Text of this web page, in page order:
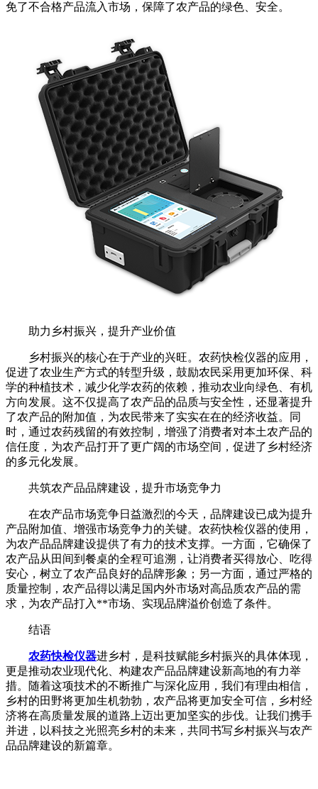
免了不合格产品流入市场，保障了农产品的绿色、安全。
助力乡村振兴，提升产业价值
乡村振兴的核心在于产业的兴旺。农药快检仪器的应用，
促进了农业生产方式的转型升级，鼓励农民采用更加环保、科
学的种植技术，减少化学农药的依赖，推动农业向绿色、有机
方向发展。这不仅提高了农产品的品质与安全性，还显著提升
了农产品的附加值，为农民带来了实实在在的经济收益。同
时，通过农药残留的有效控制，增强了消费者对本土农产品的
信任度，为农产品打开了更广阔的市场空间，促进了乡村经济
的多元化发展。
共筑农产品品牌建设，提升市场竞争力
在农产品市场竞争日益激烈的今天，品牌建设已成为提升
产品附加值、增强市场竞争力的关键。农药快检仪器的使用，
为农产品品牌建设提供了有力的技术支撑。一方面，它确保了
农产品从田间到餐桌的全程可追溯，让消费者买得放心、吃得
安心，树立了农产品良好的品牌形象；另一方面，通过严格的
质量控制，农产品得以满足国内外市场对高品质农产品的需
求，为农产品打入**市场、实现品牌溢价创造了条件。
结语
农药快检仪器进乡村，是科技赋能乡村振兴的具体体现，
更是推动农业现代化、构建农产品品牌建设新高地的有力举
措。随着这项技术的不断推广与深化应用，我们有理由相信，
乡村的田野将更加生机勃勃，农产品将更加安全可信，乡村经
济将在高质量发展的道路上迈出更加坚实的步伐。让我们携手
并进，以科技之光照亮乡村的未来，共同书写乡村振兴与农产
品品牌建设的新篇章。